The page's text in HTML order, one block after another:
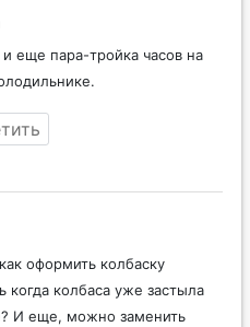
еще пара-тройка часов на
оформить колбаску
когда колбаса уже застыла
И еще, можно заменить